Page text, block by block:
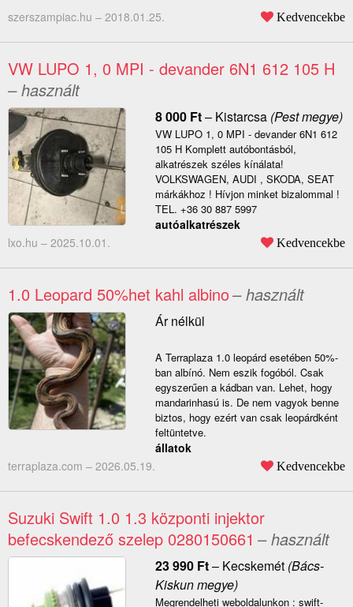
szerszampiac.hu – 2018.01.25. Kedvencekbe
VW LUPO 1, 0 MPI - devander 6N1 612 105 H
– használt
8 000 Ft– Kistarcsa(Pest megye)
VW LUPO 1, 0 MPI - devander 6N1 612
105 H Komplett autóbontásból,
alkatrészek széles kínálata!
VOLKSWAGEN, AUDI , SKODA, SEAT
márkákhoz ! Hívjon minket bizalommal !
TEL. +36 30 887 5997
autóalkatrészek
lxo.hu – 2025.10.01. Kedvencekbe
1.0 Leopard 50%het kahl albino– használt
Ár nélkül
A Terraplaza 1.0 leopárd esetében 50%-
ban albínó. Nem eszik fogóból. Csak
egyszerűen a kádban van. Lehet, hogy
mandarinhasú is. De nem vagyok benne
biztos, hogy ezért van csak leopárdként
feltüntetve.
állatok
terraplaza.com – 2026.05.19. Kedvencekbe
Suzuki Swift 1.0 1.3 központi injektor
befecskendező szelep 0280150661 – használt
23 990 Ft– Kecskemét(Bács-
Kiskun megye)
Megrendelheti weboldalunkon : swift-